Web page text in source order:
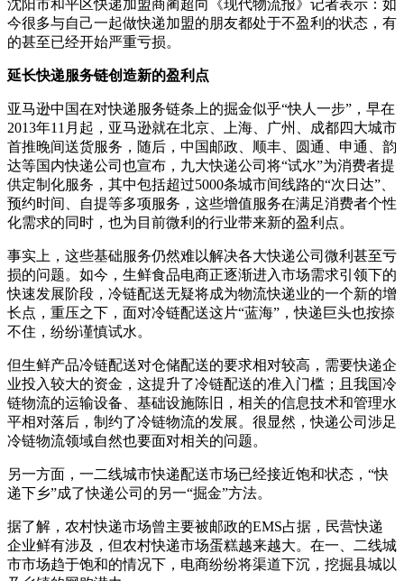
沈阳市和平区快递加盟商蔺超向《现代物流报》记者表示：如
今很多与自己一起做快递加盟的朋友都处于不盈利的状态，有
的甚至已经开始严重亏损。
延长快递服务链创造新的盈利点
亚马逊中国在对快递服务链条上的掘金似乎“快人一步”，早在
2013年11月起，亚马逊就在北京、上海、广州、成都四大城市
首推晚间送货服务，随后，中国邮政、顺丰、圆通、申通、韵
达等国内快递公司也宣布，九大快递公司将“试水”为消费者提
供定制化服务，其中包括超过5000条城市间线路的“次日达”、
预约时间、自提等多项服务，这些增值服务在满足消费者个性
化需求的同时，也为目前微利的行业带来新的盈利点。
事实上，这些基础服务仍然难以解决各大快递公司微利甚至亏
损的问题。如今，生鲜食品电商正逐渐进入市场需求引领下的
快速发展阶段，冷链配送无疑将成为物流快递业的一个新的增
长点，重压之下，面对冷链配送这片“蓝海”，快递巨头也按捺
不住，纷纷谨慎试水。
但生鲜产品冷链配送对仓储配送的要求相对较高，需要快递企
业投入较大的资金，这提升了冷链配送的准入门槛；且我国冷
链物流的运输设备、基础设施陈旧，相关的信息技术和管理水
平相对落后，制约了冷链物流的发展。很显然，快递公司涉足
冷链物流领域自然也要面对相关的问题。
另一方面，一二线城市快递配送市场已经接近饱和状态，“快
递下乡”成了快递公司的另一“掘金”方法。
据了解，农村快递市场曾主要被邮政的EMS占据，民营快递
企业鲜有涉及，但农村快递市场蛋糕越来越大。在一、二线城
市市场趋于饱和的情况下，电商纷纷将渠道下沉，挖掘县城以